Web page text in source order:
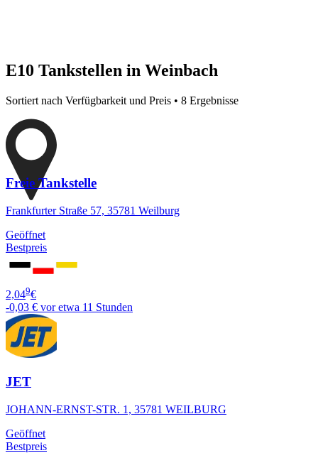
E10 Tankstellen in Weinbach
Sortiert nach Verfügbarkeit und Preis • 8 Ergebnisse
Freie Tankstelle
Frankfurter Straße 57, 35781 Weilburg
Geöffnet
Bestpreis
2,049€
-0,03 € vor etwa 11 Stunden
JET
JOHANN-ERNST-STR. 1, 35781 WEILBURG
Geöffnet
Bestpreis